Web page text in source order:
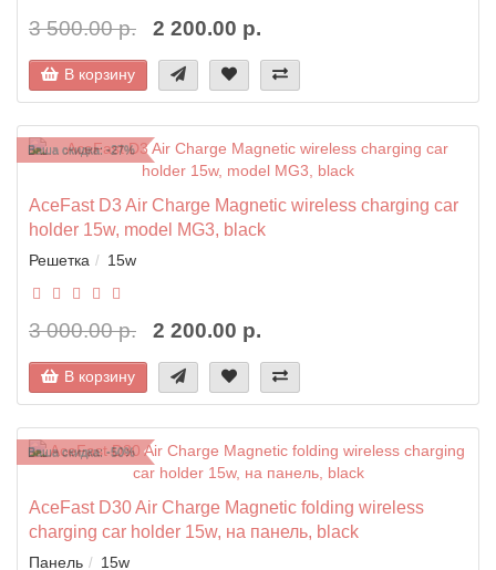
3 500.00 р. 2 200.00 р.
В корзину
Ваша скидка: -27%
AceFast D3 Air Charge Magnetic wireless charging car
holder 15w, model MG3, black
Решетка 15w
3 000.00 р. 2 200.00 р.
В корзину
Ваша скидка: -50%
AceFast D30 Air Charge Magnetic folding wireless
charging car holder 15w, на панель, black
Панель 15w